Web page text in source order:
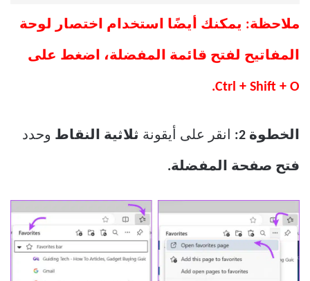
ملاحظة: يمكنك أيضًا استخدام اختصار لوحة
المفاتيح لفتح قائمة المفضلة، اضغط على
Ctrl + Shift + O.
الخطوة 2: انقر على أيقونة ثلاثية النقاط وحدد
فتح صفحة المفضلة.